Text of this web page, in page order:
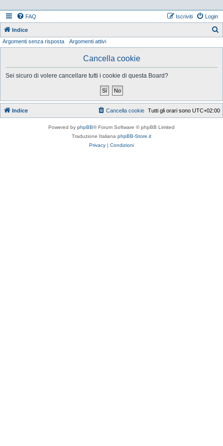
FAQ Login
Iscriviti
Indice
Argomenti senza risposta Argomenti attivi
Cancella cookie
Sei sicuro di volere cancellare tutti i cookie di questa Board?
Indice Tutti gli orari sono UTC+02:00
Cancella cookie
Powered by phpBB® Forum Software © phpBB Limited
Traduzione Italiana phpBB-Store.it
Privacy | Condizioni